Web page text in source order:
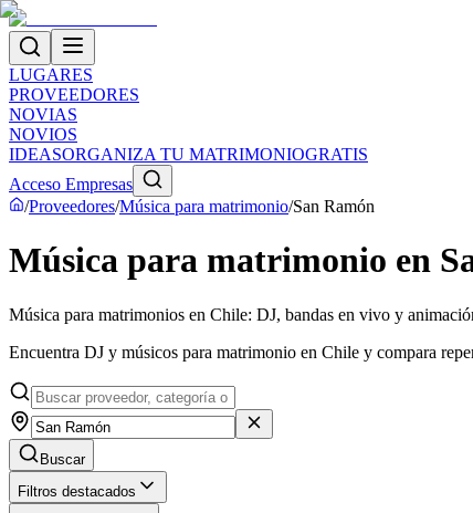
LUGARES
PROVEEDORES
NOVIAS
NOVIOS
IDEASORGANIZA TU MATRIMONIOGRATIS
Acceso Empresas
/Proveedores/Música para matrimonio/San Ramón
Música para matrimonio en
Música para matrimonios en Chile: DJ, bandas en vivo y
Encuentra DJ y músicos para matrimonio en Chile y compara
Buscar
Filtros destacados